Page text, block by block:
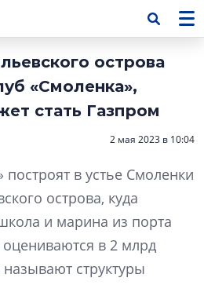
острова
«Смоленка»,
стать Газпром
2 мая 2023 в 10:04
построят в устье Смоленки
острова, куда
и марина из порта
оцениваются в 2 млрд
структуры